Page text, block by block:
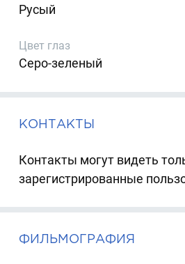
Русый
Цвет глаз
Серо-зеленый
КОНТАКТЫ
Контакты могут видеть
зарегистрированные
ФИЛЬМОГРАФИЯ